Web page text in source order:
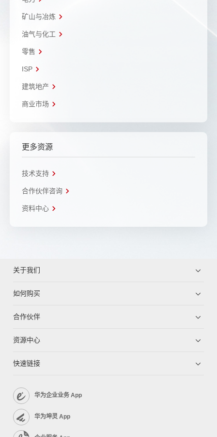
矿山与冶炼
油气与化工
零售
ISP
建筑地产
商业市场
更多资源
技术支持
合作伙伴咨询
资料中心
关于我们
如何购买
合作伙伴
资源中心
快速链接
华为企业业务 App
华为坤灵 App